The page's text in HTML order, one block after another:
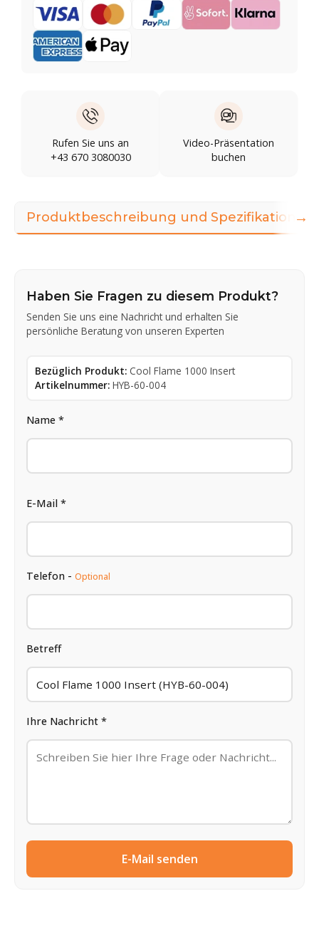
Rufen Sie uns an
+43 670 3080030
Video-Präsentation
buchen
Produktbeschreibung und Spezifikationen
Haben Sie Fragen zu diesem Produkt?
Senden Sie uns eine Nachricht und erhalten Sie
persönliche Beratung von unseren Experten
Bezüglich Produkt: Cool Flame 1000 Insert
Artikelnummer: HYB-60-004
Name *
E-Mail *
Telefon - Optional
Betreff
Ihre Nachricht *
E-Mail senden
→